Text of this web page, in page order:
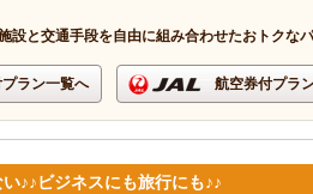
設と交通手段を自由に組み合わせたおトクな
ラン一覧へ 航空券付プラ
♪♪ビジネスにも旅行にも♪♪